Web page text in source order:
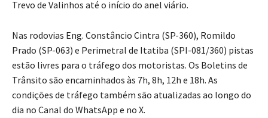
Trevo de Valinhos até o início do anel viário.
Nas rodovias Eng. Constâncio Cintra (SP-360), Romildo
Prado (SP-063) e Perimetral de Itatiba (SPI-081/360) pistas
estão livres para o tráfego dos motoristas. Os Boletins de
Trânsito são encaminhados às 7h, 8h, 12h e 18h. As
condições de tráfego também são atualizadas ao longo do
dia no Canal do WhatsApp e no X.